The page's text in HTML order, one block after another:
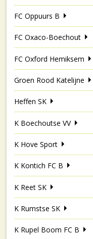
FC Oppuurs B
FC Oxaco-Boechout
FC Oxford Hemiksem
Groen Rood Katelijne
Heffen SK
K Boechoutse VV
K Hove Sport
K Kontich FC B
K Reet SK
K Rumstse SK
K Rupel Boom FC B